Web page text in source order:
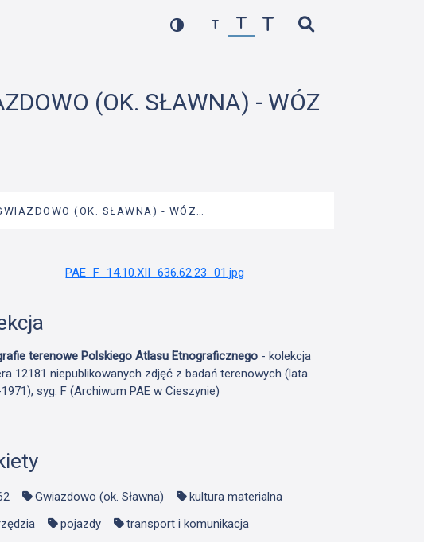
(OK. SŁAWNA) - WÓZ
(OK. SŁAWNA) - WÓZ…
terenowe Polskiego Atlasu Etnograficznego- kolekcja
12181 niepublikowanych zdjęć z badań terenowych (lata
syg. F (Archiwum PAE w Cieszynie)
Gwiazdowo (ok. Sławna)
kultura materialna
pojazdy
transport i komunikacja